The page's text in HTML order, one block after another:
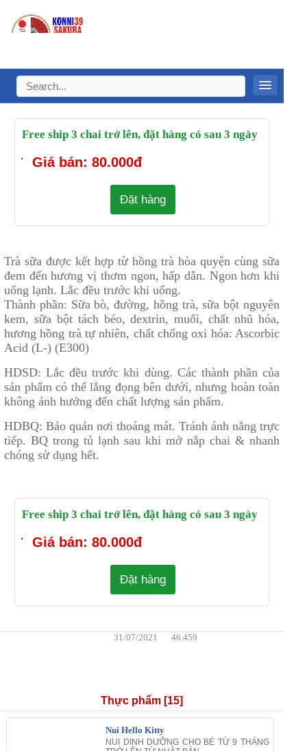
Free ship 3 chai trở lên, đặt hàng có sau 3 ngày
.
Giá bán: 80.000đ
Đặt hàng
Trà sữa được kết hợp từ hồng trà hòa quyện cùng sữa
uống lạnh. Lắc đều trước khi uống.
Thành phần: Sữa bò, đường, hồng trà, sữa bột nguyên
kem, sữa bột tách béo, dextrin, muối, chất nhũ hóa,
hương hồng trà tự nhiên, chất chống oxi hóa: Ascorbic
HDBQ: Bảo quản nơi thoáng mát. Tránh ánh nắng trực
tiếp. BQ trong tủ lạnh sau khi mở nắp chai & nhanh